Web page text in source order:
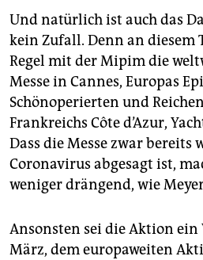
Und natürlich ist auch das
kein Zufall. Denn an diesem
Regel mit der Mipim die
Messe in Cannes, Europas
Schönoperierten und
Frankreichs Côte d’Azur,
Dass die Messe zwar bereits
Coronavirus abgesagt ist,
weniger drängend, wie
Ansonsten sei die Aktion ein
März, dem europaweiten